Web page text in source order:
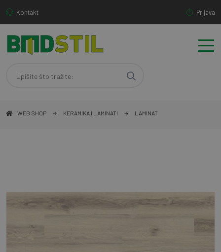
Kontakt Prijava
WEB SHOP KERAMIKA I LAMINATI LAMINAT